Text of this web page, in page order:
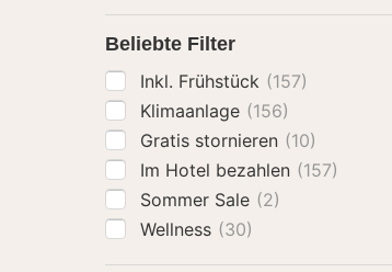
Beliebte Filter
Inkl. Frühstück (157)
Klimaanlage (156)
Gratis stornieren (10)
Im Hotel bezahlen (157)
Sommer Sale (2)
Wellness (30)